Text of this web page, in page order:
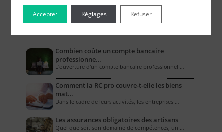
Combien coûte un compte bancaire
professionne…
L’ouverture d’un compte bancaire professionnel …
Comment la RC pro couvre-t-elle les biens
mat…
Dans le cadre de leurs activités, les entreprises …
Les assurances obligatoires des artisans
Quel que soit son domaine de compétences, un …
Accepter Refuser
Réglages